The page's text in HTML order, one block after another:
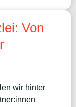
Von
wir hinter